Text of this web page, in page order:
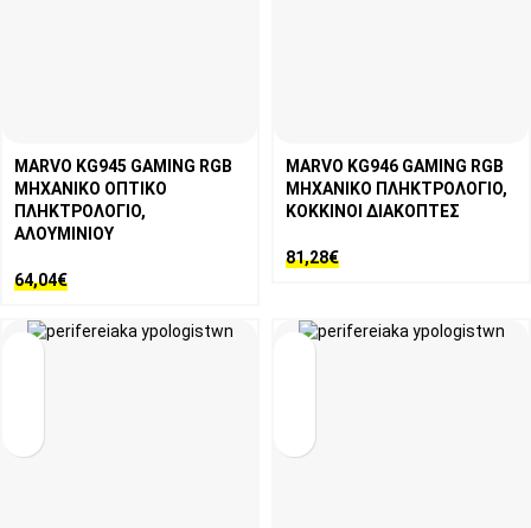
MARVO KG945 GAMING RGB
ΜΗΧΑΝΙΚΟ ΟΠΤΙΚΟ
ΠΛΗΚΤΡΟΛΟΓΙΟ,
ΑΛΟΥΜΙΝΙΟΥ
64,04€
MARVO KG946 GAMING RGB
ΜΗΧΑΝΙΚΟ ΠΛΗΚΤΡΟΛΟΓΙΟ,
ΚΟΚΚΙΝΟΙ ΔΙΑΚΟΠΤΕΣ
81,28€